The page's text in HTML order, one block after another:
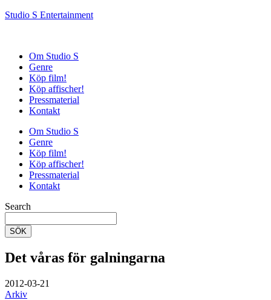
Studio S Entertainment
Om Studio S
Genre
Köp film!
Köp affischer!
Pressmaterial
Kontakt
Om Studio S
Genre
Köp film!
Köp affischer!
Pressmaterial
Kontakt
Search
SÖK
Det våras för galningarna
2012-03-21
Arkiv